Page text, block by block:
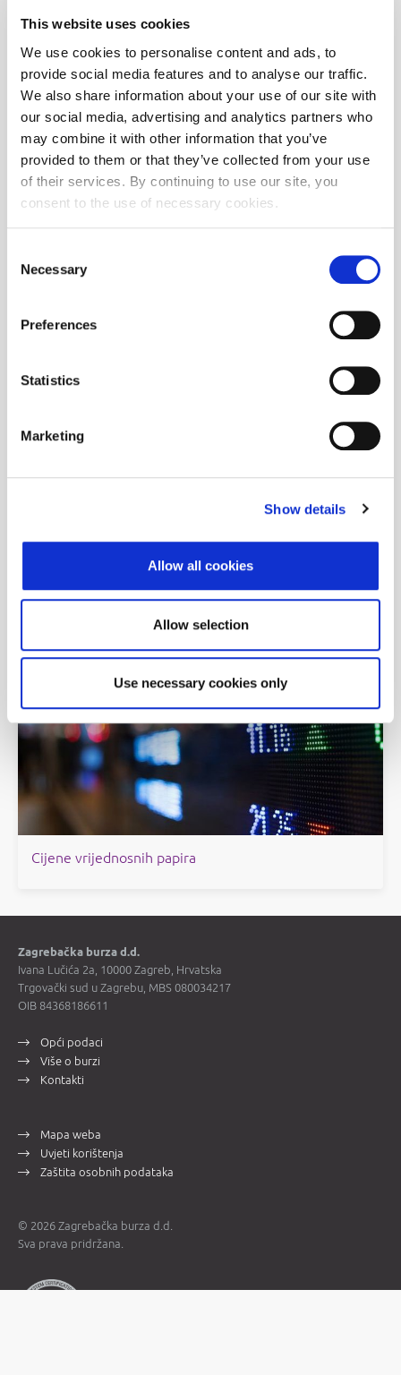
This website uses cookies
We use cookies to personalise content and ads, to
provide social media features and to analyse our traffic.
We also share information about your use of our site with
our social media, advertising and analytics partners who
may combine it with other information that you’ve
provided to them or that they’ve collected from your use
of their services. By continuing to use our site, you
consent to the use of necessary cookies.
Selection
Necessary
Preferences
Statistics
Marketing
Show details
Allow all cookies
Allow selection
Use necessary cookies only
U posljednjih 52 tjedana
Najniža cijena
Knjiga ponuda
Kupnja Prodaja
Cijena Količina
Objave
Cijene vrijednosnih papira
Zagrebačka burza d.d.
Ivana Lučića 2a, 10000 Zagreb, Hrvatska
Trgovački sud u Zagrebu, MBS 080034217
OIB 84368186611
Opći podaci
Više o burzi
Kontakti
Mapa weba
Uvjeti korištenja
Zaštita osobnih podataka
© 2026 Zagrebačka burza d.d.
Sva prava pridržana.